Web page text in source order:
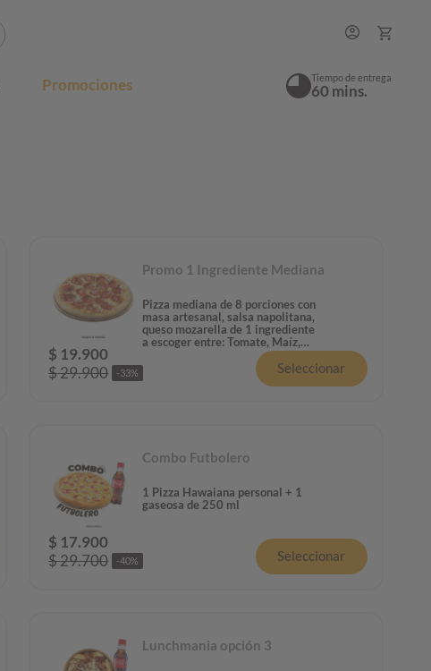
Promociones Tiempo de entrega
60 mins.
$29.900
$ 19.900
-33%
Promo 1 Ingrediente Mediana
Pizza mediana de 8 porciones con
masa artesanal, salsa napolitana,
queso mozarella de 1 ingrediente
a escoger entre: Tomate, Maíz,
Champiñón, Piña, Tocineta,
Pepperoni o Jamón.
Seleccionar
$29.700
$ 17.900
-40%
Combo Futbolero
1 Pizza Hawaiana personal + 1
gaseosa de 250 ml
Seleccionar
Lunchmania opción 3